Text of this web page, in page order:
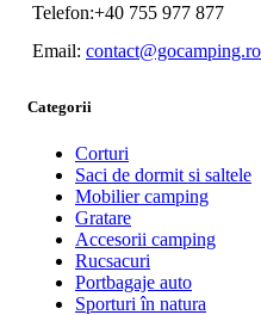
Telefon:+40 755 977 877
Email: contact@gocamping.ro
Categorii
Corturi
Saci de dormit si saltele
Mobilier camping
Gratare
Accesorii camping
Rucsacuri
Portbagaje auto
Sporturi în natura